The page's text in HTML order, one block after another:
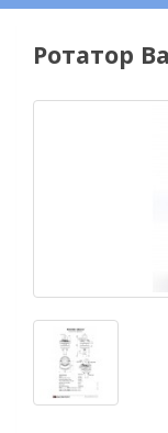
Ротатор